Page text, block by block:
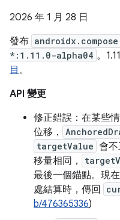
2026 年 1 月 28 日
發布
*:1.11.0-alpha04 。
目 。
API 變更
修正錯誤：在某些
位移，
targetValue 會
移量相同，
最後一個錨點。現
處結算時，傳回
b/476365336)